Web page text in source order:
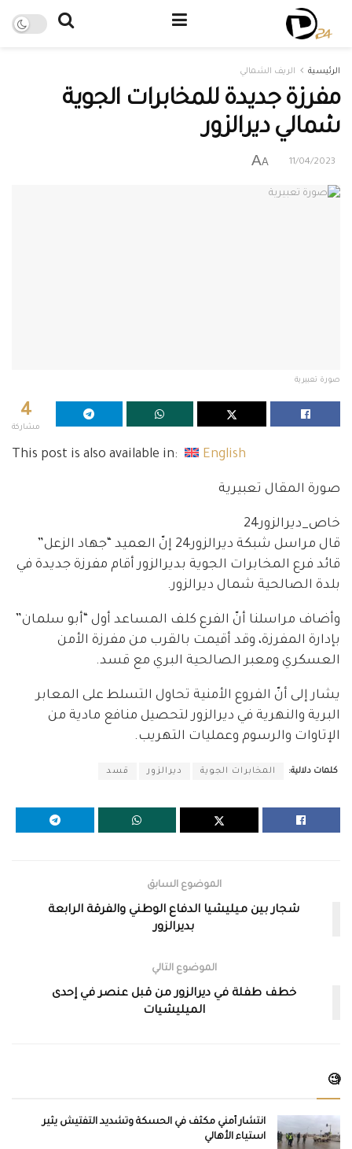
الرئيسية الريف الشمالي
مفرزة جديدة للمخابرات الجوية
شمالي ديرالزور
11/04/2023
A
A
صورة تعبيرية
4
مشاركة
This post is also available in: English
صورة المقال تعبيرية
خاص_ديرالزور24
قال مراسل شبكة ديرالزور24 إنّ العميد “جهاد الزعل”
قائد فرع المخابرات الجوية بديرالزور أقام مفرزة جديدة في
بلدة الصالحية شمال ديرالزور.
وأضاف مراسلنا أنّ الفرع كلف المساعد أول “أبو سلمان”
بإدارة المفرزة، وقد أقيمت بالقرب من مفرزة الأمن
العسكري ومعبر الصالحية البري مع قسد.
يشار إلى أنّ الفروع الأمنية تحاول التسلط على المعابر
البرية والنهرية في ديرالزور لتحصيل منافع مادية من
الإتاوات والرسوم وعمليات التهريب.
كلمات دلالية: المخابرات الجوية ديرالزور قسد
الموضوع السابق
شجار بين ميليشيا الدفاع الوطني والفرقة الرابعة
بديرالزور
الموضوع التالي
خطف طفلة في ديرالزور من قبل عنصر في إحدى
الميليشيات
🧐
انتشار أمني مكثف في الحسكة وتشديد التفتيش يثير
استياء الأهالي